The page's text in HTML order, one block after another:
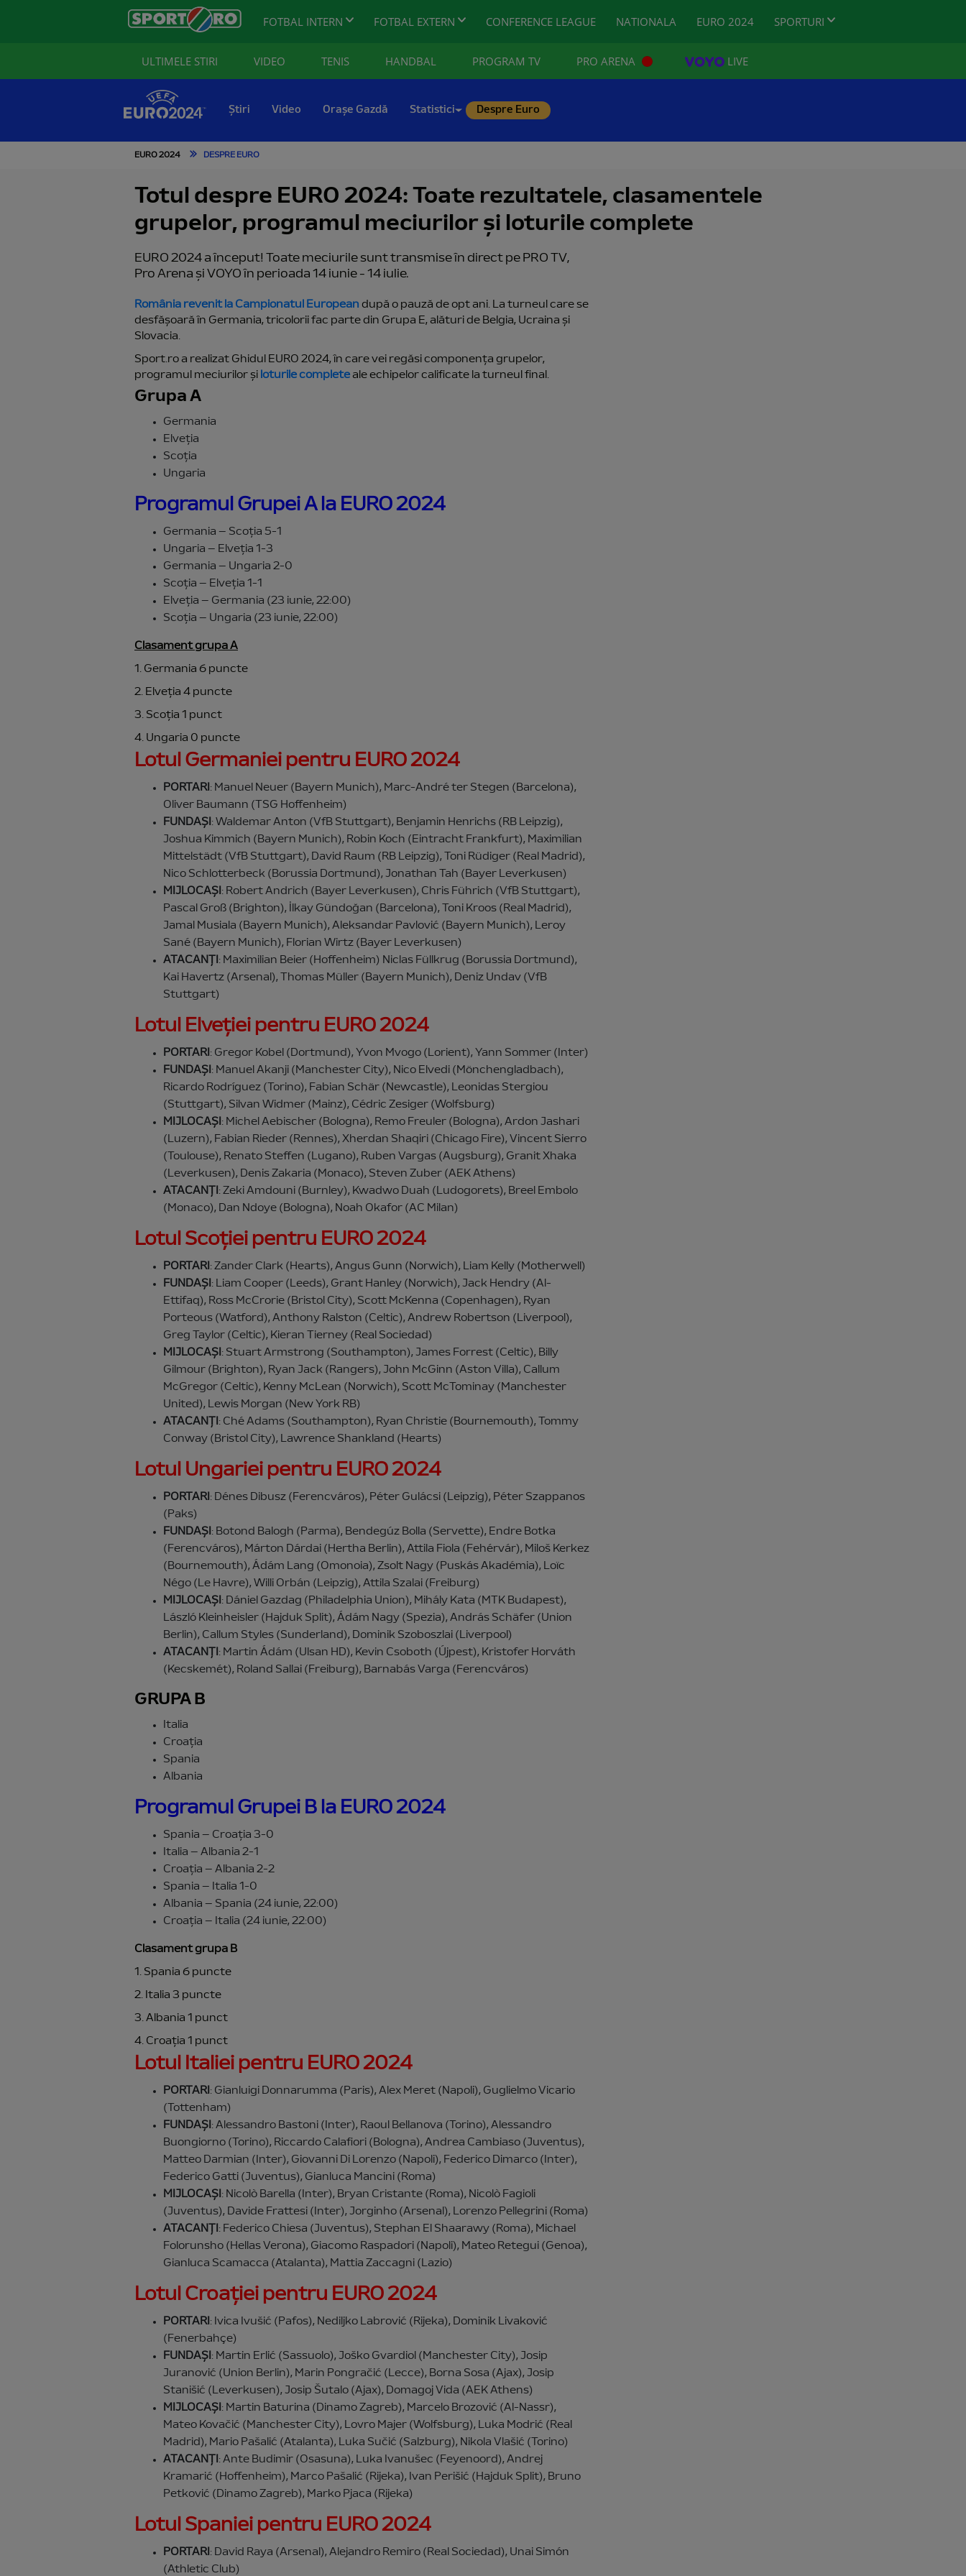
FOTBAL INTERN FOTBAL EXTERN CONFERENCE LEAGUE NATIONALA EURO 2024 SPORTURI
ULTIMELE STIRI VIDEO TENIS HANDBAL PROGRAM TV PRO ARENA LIVE
Știri Video Orașe Gazdă Statistici Despre Euro
EURO 2024 DESPRE EURO
Totul despre EURO 2024: Toate rezultatele, clasamentele
grupelor, programul meciurilor și loturile complete
EURO 2024 a început! Toate meciurile sunt transmise în direct pe PRO TV,
Pro Arena și VOYO în perioada 14 iunie - 14 iulie.
România revenit la Campionatul European după o pauză de opt ani. La turneul care se
desfășoară în Germania, tricolorii fac parte din Grupa E, alături de Belgia, Ucraina și
Slovacia.
Sport.ro a realizat Ghidul EURO 2024, în care vei regăsi componența grupelor,
programul meciurilor și loturile complete ale echipelor calificate la turneul final.
Grupa A
Germania
Elveția
Scoția
Ungaria
Programul Grupei A la EURO 2024
Germania – Scoția 5-1
Ungaria – Elveția 1-3
Germania – Ungaria 2-0
Scoția – Elveția 1-1
Elveția – Germania (23 iunie, 22:00)
Scoția – Ungaria (23 iunie, 22:00)
Clasament grupa A
1. Germania 6 puncte
2. Elveția 4 puncte
3. Scoția 1 punct
4. Ungaria 0 puncte
Lotul Germaniei pentru EURO 2024
PORTARI : Manuel Neuer (Bayern Munich), Marc-André ter Stegen (Barcelona),
Oliver Baumann (TSG Hoffenheim)
FUNDAȘI : Waldemar Anton (VfB Stuttgart), Benjamin Henrichs (RB Leipzig),
Joshua Kimmich (Bayern Munich), Robin Koch (Eintracht Frankfurt), Maximilian
Mittelstädt (VfB Stuttgart), David Raum (RB Leipzig), Toni Rüdiger (Real Madrid),
Nico Schlotterbeck (Borussia Dortmund), Jonathan Tah (Bayer Leverkusen)
MIJLOCAȘI : Robert Andrich (Bayer Leverkusen), Chris Führich (VfB Stuttgart),
Pascal Groß (Brighton), İlkay Gündoğan (Barcelona), Toni Kroos (Real Madrid),
Jamal Musiala (Bayern Munich), Aleksandar Pavlović (Bayern Munich), Leroy
Sané (Bayern Munich), Florian Wirtz (Bayer Leverkusen)
ATACANȚI : Maximilian Beier (Hoffenheim) Niclas Füllkrug (Borussia Dortmund),
Kai Havertz (Arsenal), Thomas Müller (Bayern Munich), Deniz Undav (VfB
Stuttgart)
Lotul Elveției pentru EURO 2024
PORTARI : Gregor Kobel (Dortmund), Yvon Mvogo (Lorient), Yann Sommer (Inter)
FUNDAȘI : Manuel Akanji (Manchester City), Nico Elvedi (Mönchengladbach),
Ricardo Rodríguez (Torino), Fabian Schär (Newcastle), Leonidas Stergiou
(Stuttgart), Silvan Widmer (Mainz), Cédric Zesiger (Wolfsburg)
MIJLOCAȘI : Michel Aebischer (Bologna), Remo Freuler (Bologna), Ardon Jashari
(Luzern), Fabian Rieder (Rennes), Xherdan Shaqiri (Chicago Fire), Vincent Sierro
(Toulouse), Renato Steffen (Lugano), Ruben Vargas (Augsburg), Granit Xhaka
(Leverkusen), Denis Zakaria (Monaco), Steven Zuber (AEK Athens)
ATACANȚI : Zeki Amdouni (Burnley), Kwadwo Duah (Ludogorets), Breel Embolo
(Monaco), Dan Ndoye (Bologna), Noah Okafor (AC Milan)
Lotul Scoției pentru EURO 2024
PORTARI : Zander Clark (Hearts), Angus Gunn (Norwich), Liam Kelly (Motherwell)
FUNDAȘI : Liam Cooper (Leeds), Grant Hanley (Norwich), Jack Hendry (Al-
Ettifaq), Ross McCrorie (Bristol City), Scott McKenna (Copenhagen), Ryan
Porteous (Watford), Anthony Ralston (Celtic), Andrew Robertson (Liverpool),
Greg Taylor (Celtic), Kieran Tierney (Real Sociedad)
MIJLOCAȘI : Stuart Armstrong (Southampton), James Forrest (Celtic), Billy
Gilmour (Brighton), Ryan Jack (Rangers), John McGinn (Aston Villa), Callum
McGregor (Celtic), Kenny McLean (Norwich), Scott McTominay (Manchester
United), Lewis Morgan (New York RB)
ATACANȚI : Ché Adams (Southampton), Ryan Christie (Bournemouth), Tommy
Conway (Bristol City), Lawrence Shankland (Hearts)
Lotul Ungariei pentru EURO 2024
PORTARI : Dénes Dibusz (Ferencváros), Péter Gulácsi (Leipzig), Péter Szappanos
(Paks)
FUNDAȘI : Botond Balogh (Parma), Bendegúz Bolla (Servette), Endre Botka
(Ferencváros), Márton Dárdai (Hertha Berlin), Attila Fiola (Fehérvár), Miloš Kerkez
(Bournemouth), Ádám Lang (Omonoia), Zsolt Nagy (Puskás Akadémia), Loïc
Négo (Le Havre), Willi Orbán (Leipzig), Attila Szalai (Freiburg)
MIJLOCAȘI : Dániel Gazdag (Philadelphia Union), Mihály Kata (MTK Budapest),
László Kleinheisler (Hajduk Split), Ádám Nagy (Spezia), András Schäfer (Union
Berlin), Callum Styles (Sunderland), Dominik Szoboszlai (Liverpool)
ATACANȚI : Martin Ádám (Ulsan HD), Kevin Csoboth (Újpest), Kristofer Horváth
(Kecskemét), Roland Sallai (Freiburg), Barnabás Varga (Ferencváros)
GRUPA B
Italia
Croația
Spania
Albania
Programul Grupei B la EURO 2024
Spania – Croația 3-0
Italia – Albania 2-1
Croația – Albania 2-2
Spania – Italia 1-0
Albania – Spania (24 iunie, 22:00)
Croația – Italia (24 iunie, 22:00)
Clasament grupa B
1. Spania 6 puncte
2. Italia 3 puncte
3. Albania 1 punct
4. Croația 1 punct
Lotul Italiei pentru EURO 2024
PORTARI : Gianluigi Donnarumma (Paris), Alex Meret (Napoli), Guglielmo Vicario
(Tottenham)
FUNDAȘI : Alessandro Bastoni (Inter), Raoul Bellanova (Torino), Alessandro
Buongiorno (Torino), Riccardo Calafiori (Bologna), Andrea Cambiaso (Juventus),
Matteo Darmian (Inter), Giovanni Di Lorenzo (Napoli), Federico Dimarco (Inter),
Federico Gatti (Juventus), Gianluca Mancini (Roma)
MIJLOCAȘI : Nicolò Barella (Inter), Bryan Cristante (Roma), Nicolò Fagioli
(Juventus), Davide Frattesi (Inter), Jorginho (Arsenal), Lorenzo Pellegrini (Roma)
ATACANȚI : Federico Chiesa (Juventus), Stephan El Shaarawy (Roma), Michael
Folorunsho (Hellas Verona), Giacomo Raspadori (Napoli), Mateo Retegui (Genoa),
Gianluca Scamacca (Atalanta), Mattia Zaccagni (Lazio)
Lotul Croației pentru EURO 2024
PORTARI : Ivica Ivušić (Pafos), Nediljko Labrović (Rijeka), Dominik Livaković
(Fenerbahçe)
FUNDAȘI : Martin Erlić (Sassuolo), Joško Gvardiol (Manchester City), Josip
Juranović (Union Berlin), Marin Pongračić (Lecce), Borna Sosa (Ajax), Josip
Stanišić (Leverkusen), Josip Šutalo (Ajax), Domagoj Vida (AEK Athens)
MIJLOCAȘI : Martin Baturina (Dinamo Zagreb), Marcelo Brozović (Al-Nassr),
Mateo Kovačić (Manchester City), Lovro Majer (Wolfsburg), Luka Modrić (Real
Madrid), Mario Pašalić (Atalanta), Luka Sučić (Salzburg), Nikola Vlašić (Torino)
ATACANȚI : Ante Budimir (Osasuna), Luka Ivanušec (Feyenoord), Andrej
Kramarić (Hoffenheim), Marco Pašalić (Rijeka), Ivan Perišić (Hajduk Split), Bruno
Petković (Dinamo Zagreb), Marko Pjaca (Rijeka)
Lotul Spaniei pentru EURO 2024
PORTARI : David Raya (Arsenal), Alejandro Remiro (Real Sociedad), Unai Simón
(Athletic Club)